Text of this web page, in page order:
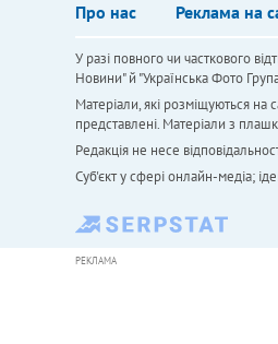
Про нас Реклама на
У разі повного чи часткового
Новини" й "Українська Фото
Матеріали, які розміщуються
представлені. Матеріали з
Редакція не несе
Cуб'єкт у сфері онлайн-медіа;
РЕКЛАМА